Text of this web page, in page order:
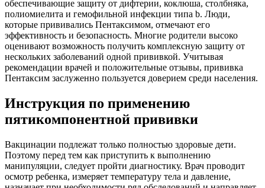
обеспечивающие защиту от дифтерии, коклюша, столбняка,
полиомиелита и гемофильной инфекции типа b. Люди,
которые прививались Пентаксимом, отмечают его
эффективность и безопасность. Многие родители высоко
оценивают возможность получить комплексную защиту от
нескольких заболеваний одной прививкой. Учитывая
рекомендации врачей и положительные отзывы, прививка
Пентаксим заслуженно пользуется доверием среди населения.
Инструкция по применению
пятикомпонентной прививки
Вакцинации подлежат только полностью здоровые дети.
Поэтому перед тем как приступить к выполнению
манипуляции, следует пройти диагностику. Врач проводит
осмотр ребенка, измеряет температуру тела и давление,